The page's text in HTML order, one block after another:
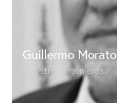
Guillermo Morato
Nuestros ingenieros